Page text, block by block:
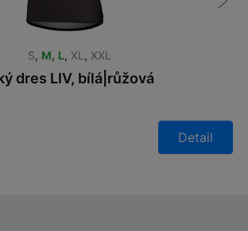
S, M, L, XL , XXL
dres LIV, bílá|růžová
Detail